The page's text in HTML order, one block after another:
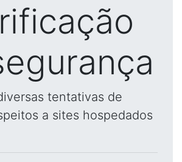
tentativas de
a sites hospedados